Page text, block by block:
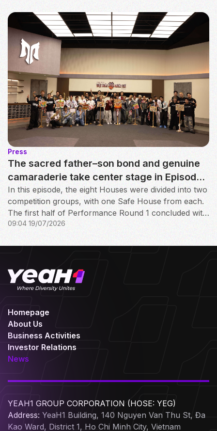
Press
The sacred father–son bond and genuine
camaraderie take center stage in Episode
3 of Anh Trai Vuot Ngan Chong Gai 2026
In this episode, the eight Houses were divided into two
competition groups, with one Safe House from each.
The first half of Performance Round 1 concluded with
the Bach Ma Competition Group results
09:04 19/07/2026
Homepage
About Us
Business Activities
Investor Relations
News
YEAH1 GROUP CORPORATION (HOSE: YEG)
Address: YeaH1 Building, 140 Nguyen Van Thu St, Đa
Kao Ward, District 1, Ho Chi Minh City, Vietnam